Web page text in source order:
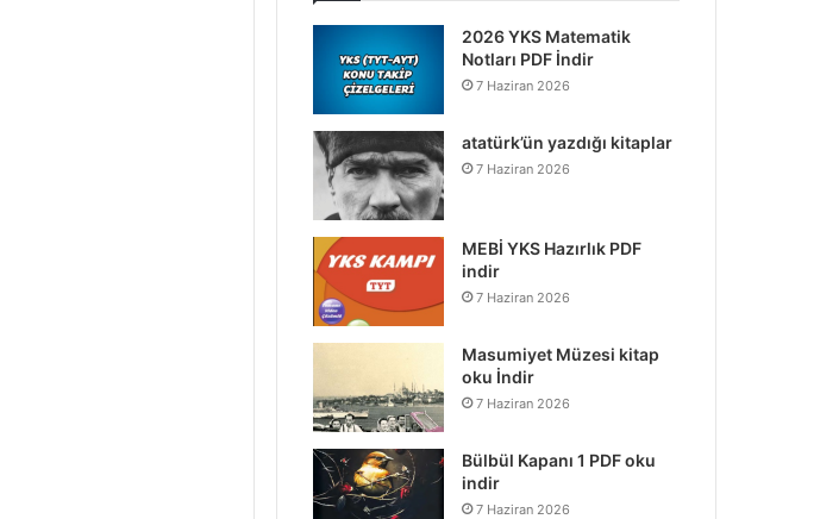
2026 YKS Matematik
Notları PDF İndir
7 Haziran 2026
atatürk’ün yazdığı kitaplar
7 Haziran 2026
MEBİ YKS Hazırlık PDF
indir
7 Haziran 2026
Masumiyet Müzesi kitap
oku İndir
7 Haziran 2026
Bülbül Kapanı 1 PDF oku
indir
7 Haziran 2026